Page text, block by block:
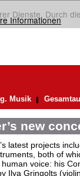
Dienste. Durch
Informationen
Musik
new
latest projects
both of
voice: his
Ilya Gringolts